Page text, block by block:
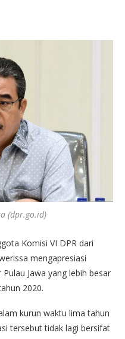
(dpr.go.id)
Komisi VI DPR dari
mengapresiasi
Jawa yang lebih besar
2020.
kurun waktu lima tahun
tersebut tidak lagi bersifat